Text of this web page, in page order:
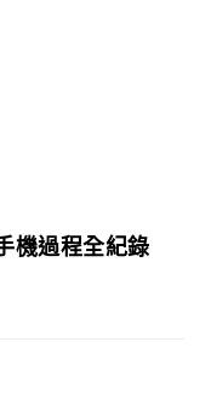
機過程全紀錄